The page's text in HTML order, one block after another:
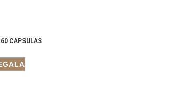
CAPSULAS